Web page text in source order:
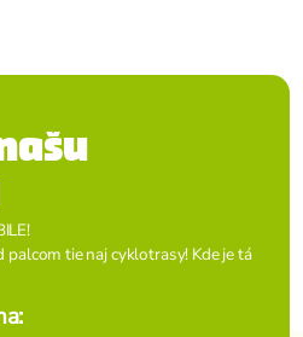
tie naj cyklotrasy! Kde je tá